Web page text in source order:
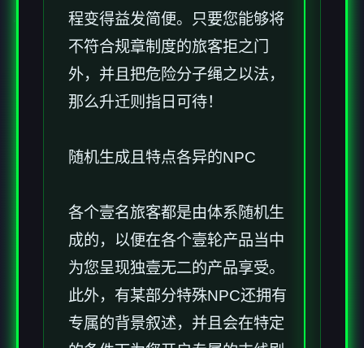
程变得益发简便。只要您能够将
不符合规章制度的旅客拒之门
外，并且把危险分子绳之以法，
那么升迁则指日可待！
随机生成且特点各异的NPC
各个壹名旅客都是由体系随机生
成的，以便在各个壹轮产品当中
为您呈现独壹无二的产品享受。
此外，有某部分特殊NPC还拥有
专属的背景叙述，并且会在特定